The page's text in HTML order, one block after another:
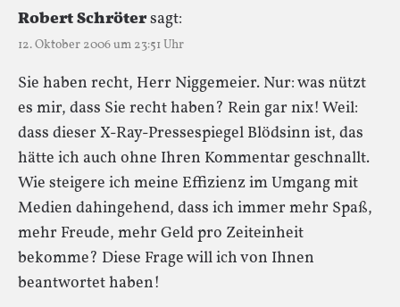
Robert Schrötersagt:
12. Oktober 2006 um 23:51 Uhr
Sie haben recht, Herr Niggemeier. Nur: was nützt
es mir, dass Sie recht haben? Rein gar nix! Weil:
dass dieser X-Ray-Pressespiegel Blödsinn ist, das
hätte ich auch ohne Ihren Kommentar geschnallt.
Wie steigere ich meine Effizienz im Umgang mit
Medien dahingehend, dass ich immer mehr Spaß,
mehr Freude, mehr Geld pro Zeiteinheit
bekomme? Diese Frage will ich von Ihnen
beantwortet haben!